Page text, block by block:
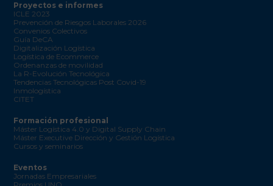
Proyectos e informes
ICLE 2023
Prevención de Riesgos Laborales 2026
Convenios Colectivos
Guía DeCA
Digitalización Logística
Logística de Ecommerce
Ordenanzas de movilidad
La R-Evolución Tecnológica
Tendencias Tecnológicas Post Covid-19
Inmologística
CITET
Formación profesional
Máster Logística 4.0 y Digital Supply Chain
Máster Executive Dirección y Gestión Logística
Cursos y seminarios
Eventos
Jornadas Empresariales